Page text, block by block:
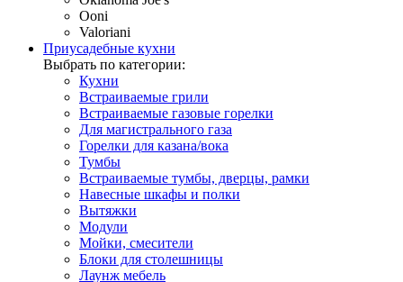
Ooni
Valoriani
Приусадебные кухни
Выбрать по категории:
Кухни
Встраиваемые грили
Встраиваемые газовые горелки
Для магистрального газа
Горелки для казана/вока
Тумбы
Встраиваемые тумбы, дверцы, рамки
Навесные шкафы и полки
Вытяжки
Модули
Мойки, смесители
Блоки для столешницы
Лаунж мебель